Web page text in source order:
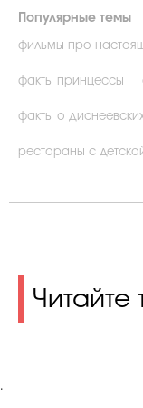
Популярные темы
фильмы про
факты принцессы
факты о
рестораны с
Читайте
.